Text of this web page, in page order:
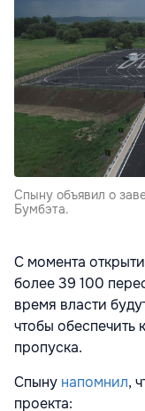
Спыну объявил о
Бумбэта.
С момента
более 39 100
время власти
чтобы обеспечить
пропуска.
Спыну напомнил,
проекта: